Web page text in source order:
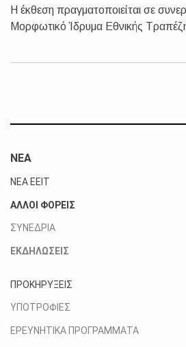
Η έκθεση πραγματοποιείται σε
Μορφωτικό Ίδρυμα Εθνικής
ΝΕΑ
ΝΕΑ ΕΕΙΤ
ΑΛΛΟΙ ΦΟΡΕΙΣ
ΣΥΝΕΔΡΙΑ
ΕΚΔΗΛΩΣΕΙΣ
ΠΡΟΚΗΡΥΞΕΙΣ
ΥΠΟΤΡΟΦΙΕΣ
ΕΡΕΥΝΗΤΙΚΑ ΠΡΟΓΡΑΜΜΑΤΑ